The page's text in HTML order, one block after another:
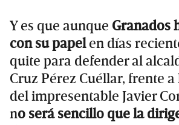
Y es que aunque Granados
con su papelen días
quite para defender al
Cruz Pérez Cuéllar, frente
del impresentable Javier
no será sencillo que la